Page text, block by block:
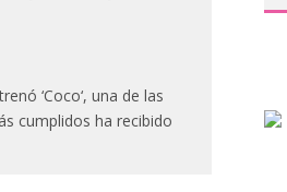
‘Coco‘, una de las
cumplidos ha recibido